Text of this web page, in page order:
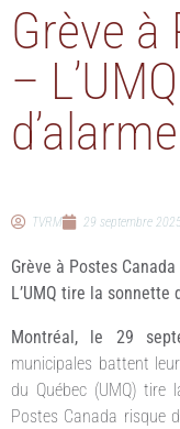
Grève à
–
d’alarme
TVRM 29 septembre
Grève à Postes
L’UMQ tire la sonnette
Montréal, le 29
municipales battent
du Québec (UMQ) tire
Postes Canada risque